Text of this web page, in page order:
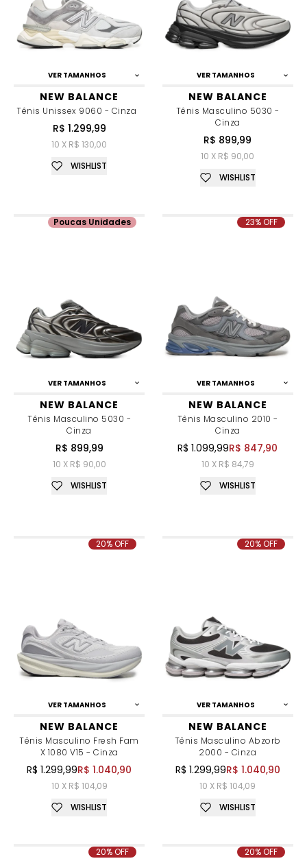
VER TAMANHOS
NEW BALANCE
Tênis Unissex 9060 - Cinza
R$ 1.299,99
10 X R$ 130,00
WISHLIST
VER TAMANHOS
NEW BALANCE
Tênis Masculino 5030 -
Cinza
R$ 899,99
10 X R$ 90,00
WISHLIST
VER TAMANHOS
NEW BALANCE
Tênis Masculino 5030 -
Cinza
R$ 899,99
10 X R$ 90,00
Poucas Unidades
WISHLIST
VER TAMANHOS
NEW BALANCE
Tênis Masculino 2010 -
Cinza
R$ 1.099,99R$ 847,90
10 X R$ 84,79
23% OFF
WISHLIST
VER TAMANHOS
NEW BALANCE
Tênis Masculino Fresh Fam
X 1080 V15 - Cinza
R$ 1.299,99R$ 1.040,90
10 X R$ 104,09
20% OFF
WISHLIST
VER TAMANHOS
NEW BALANCE
Tênis Masculino Abzorb
2000 - Cinza
R$ 1.299,99R$ 1.040,90
10 X R$ 104,09
20% OFF
WISHLIST
20% OFF 20% OFF